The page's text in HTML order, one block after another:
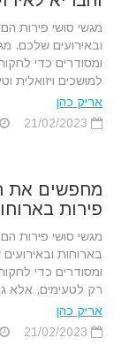
מגשי סושי פירות
ובאירועים שלכם.
ומסודרים כדי
למושכים ויזואלית
אריק כהן
מחפשים את
פירות
מגשי סושי פירות
בארוחות
ומסודרים כדי
רק לטעימים, אלא
אריק כהן